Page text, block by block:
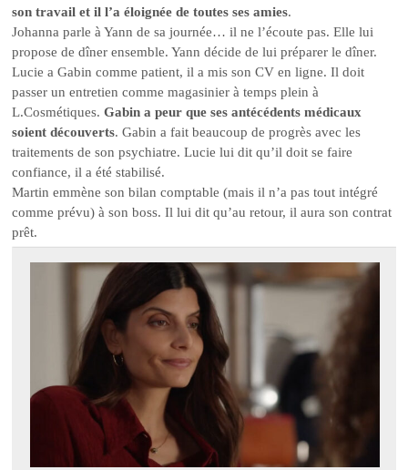
son travail et il l’a éloignée de toutes ses amies.
Johanna parle à Yann de sa journée… il ne l’écoute pas. Elle lui
propose de dîner ensemble. Yann décide de lui préparer le dîner.
Lucie a Gabin comme patient, il a mis son CV en ligne. Il doit
passer un entretien comme magasinier à temps plein à
L.Cosmétiques.Gabin a peur que ses antécédents médicaux
soient découverts. Gabin a fait beaucoup de progrès avec les
traitements de son psychiatre. Lucie lui dit qu’il doit se faire
confiance, il a été stabilisé.
Martin emmène son bilan comptable (mais il n’a pas tout intégré
comme prévu) à son boss. Il lui dit qu’au retour, il aura son contrat
prêt.